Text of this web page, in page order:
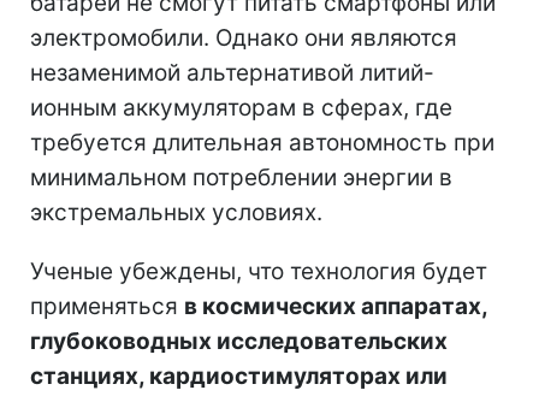
электромобили. Однако они являются
незаменимой альтернативой литий-
ионным аккумуляторам в сферах, где
требуется длительная автономность при
минимальном потреблении энергии в
экстремальных условиях.
Ученые убеждены, что технология будет
применяться в космических аппаратах,
глубоководных исследовательских
станциях, кардиостимуляторах или